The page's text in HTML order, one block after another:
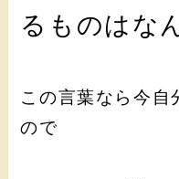
るものはな
この言葉なら今自
ので